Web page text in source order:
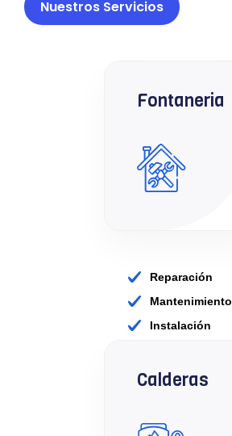
Nuestros Servicios
Fontaneria
Reparación
Mantenimiento
Instalación
Calderas